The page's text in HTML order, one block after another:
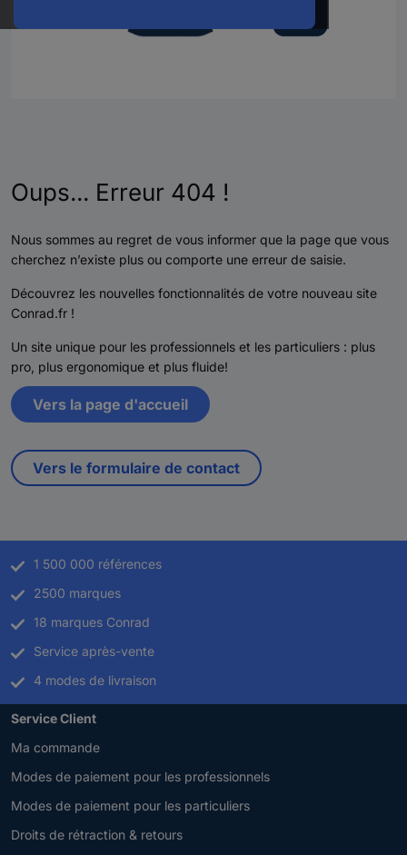
Oups... Erreur 404 !
Nous sommes au regret de vous informer que la page que vous
cherchez n’existe plus ou comporte une erreur de saisie.
Découvrez les nouvelles fonctionnalités de votre nouveau site
Conrad.fr !
Un site unique pour les professionnels et les particuliers : plus
pro, plus ergonomique et plus fluide!
Vers la page d'accueil
Vers le formulaire de contact
1 500 000 références
2500 marques
18 marques Conrad
Service après-vente
4 modes de livraison
Service Client
Ma commande
Modes de paiement pour les professionnels
Modes de paiement pour les particuliers
Droits de rétraction & retours